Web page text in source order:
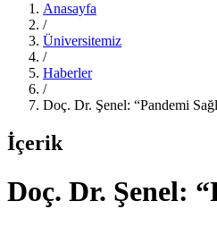
Anasayfa
/
Üniversitemiz
/
Haberler
/
Doç. Dr. Şenel: “Pandemi
İçerik
Doç. Dr. Şenel: